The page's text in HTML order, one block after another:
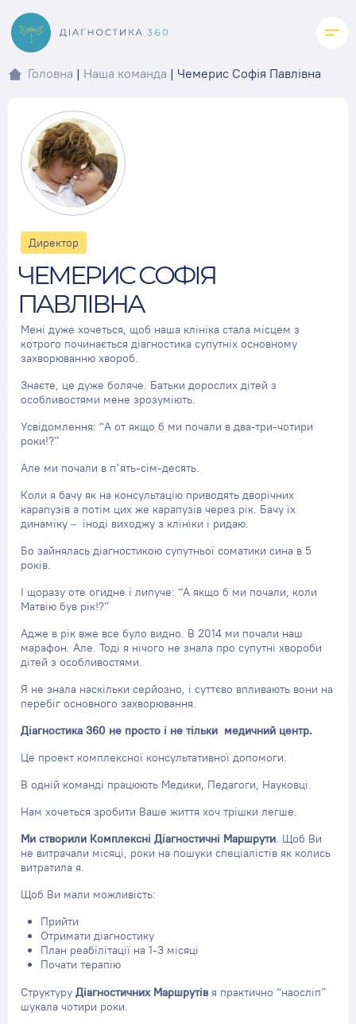
content
Головна | Наша команда | Чемерис Софія Павлівна
Директор
ЧЕМЕРИС СОФІЯ
ПАВЛІВНА
Мені дуже хочеться, щоб наша клініка стала місцем з
котрого починається діагностика супутніх основному
захворюванню хвороб.
Знаєте, це дуже боляче. Батьки дорослих дітей з
особливостями мене зрозуміють.
Усвідомлення: “А от якщо б ми почали в два-три-чотири
роки!?”
Але ми почали в п’ять-сім-десять.
Коли я бачу як на консультацію приводять дворічних
карапузів а потім цих же карапузів через рік. Бачу їх
динаміку – іноді виходжу з клініки і ридаю.
Бо зайнялась діагностикою супутньої соматики сина в 5
років.
І щоразу оте огидне і липуче: “А якщо б ми почали, коли
Матвію був рік!?”
Адже в рік вже все було видно. В 2014 ми почали наш
марафон. Але. Тоді я нічого не знала про супутні хвороби
дітей з особливостями.
Я не знала наскільки серйозно, і суттєво впливають вони на
перебіг основного захворювання.
Діагностика 360 не просто і не тільки медичний центр.
Це проект комплексної консультативної допомоги.
В одній команді працюють Медики, Педагоги, Науковці.
Нам хочеться зробити Ваше життя хоч трішки легше.
Ми створили Комплексні Діагностичні Маршрути. Щоб Ви
не витрачали місяці, роки на пошуки спеціалістів як колись
витратила я.
Щоб Ви мали можливість:
Прийти
Отримати діагностику
План реабілітації на 1-3 місяці
Почати терапію
Структуру Діагностичних Маршрутівя практично “наосліп”
шукала чотири роки.